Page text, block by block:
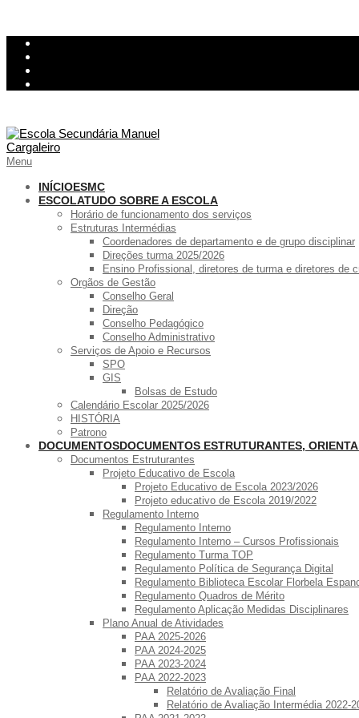
Skip
content
Primary
Menu
Menu
INÍCIOESMC
ESCOLATUDO SOBRE A ESCOLA
Horário de funcionamento dos serviços
Estruturas Intermédias
Coordenadores de departamento e de grupo disciplinar
Direções turma 2025/2026
Ensino Profissional, diretores de turma e diretores de
Orgãos de Gestão
Conselho Geral
Direção
Conselho Pedagógico
Conselho Administrativo
Serviços de Apoio e Recursos
SPO
GIS
Bolsas de Estudo
Calendário Escolar 2025/2026
HISTÓRIA
Patrono
DOCUMENTOSDOCUMENTOS ESTRUTURANTES,
Documentos Estruturantes
Projeto Educativo de Escola
Projeto Educativo de Escola 2023/2026
Projeto educativo de Escola 2019/2022
Regulamento Interno
Regulamento Interno
Regulamento Interno – Cursos Profissionais
Regulamento Turma TOP
Regulamento Política de Segurança Digital
Regulamento Biblioteca Escolar Florbela
Regulamento Quadros de Mérito
Regulamento Aplicação Medidas Disciplinares
Plano Anual de Atividades
PAA 2025-2026
PAA 2024-2025
PAA 2023-2024
PAA 2022-2023
Relatório de Avaliação Final
Relatório de Avaliação Intermédia 2022-